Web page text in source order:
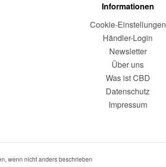
Informationen
Cookie-Einstellungen
Händler-Login
Newsletter
Über uns
Was ist CBD
Datenschutz
Impressum
wenn nicht anders beschrieben